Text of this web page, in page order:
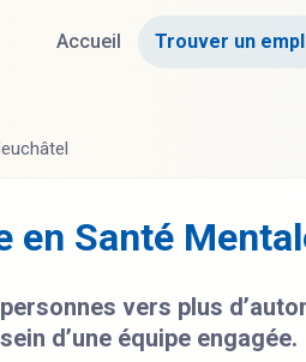
Accueil Trouver un
en Santé
vers plus
d’une équipe engagée.